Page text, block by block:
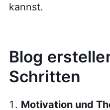
kannst.
Blog
Schritten
Motivation und